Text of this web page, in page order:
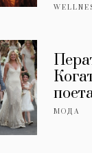
МОДА